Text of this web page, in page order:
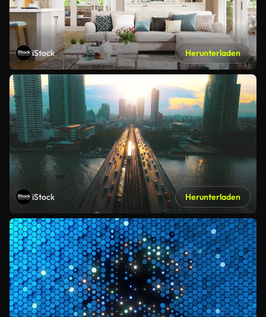
iStock Herunterladen
iStock Herunterladen